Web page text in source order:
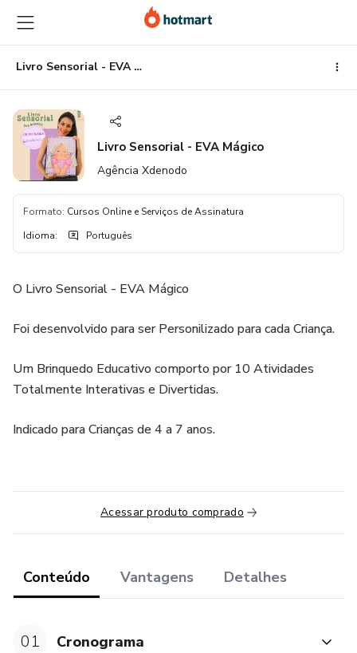
para
o
conteúdo
principal
para
o
pagamento
para
o
rodapé
Livro Sensorial - EVA Mágico
Livro Sensorial - EVA Mágico
Agência Xdenodo
Formato: Cursos Online e Serviços de Assinatura
Idioma: Português
O Livro Sensorial - EVA Mágico
Foi desenvolvido para ser Personilizado para cada Criança.
Um Brinquedo Educativo comporto por 10 Atividades
Totalmente Interativas e Divertidas.
Indicado para Crianças de 4 a 7 anos.
Acessar produto comprado
Conteúdo Vantagens Detalhes
01 Cronograma